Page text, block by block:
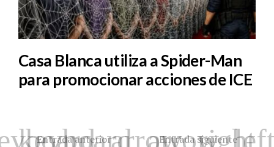
Casa Blanca utiliza a Spider-Man
para promocionar acciones de ICE
Entrada anterior Entrada siguiente